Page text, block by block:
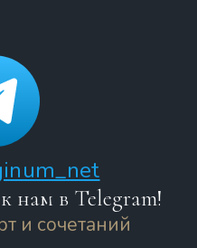
нам в Telegram!
и сочетаний